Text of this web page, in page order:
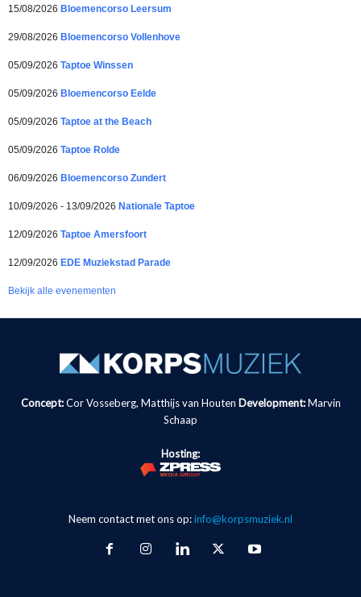
15/08/2026 Bloemencorso Leersum
29/08/2026 Bloemencorso Vollenhove
05/09/2026 Taptoe Winssen
05/09/2026 Bloemencorso Eelde
05/09/2026 Taptoe at the Beach
05/09/2026 Taptoe Rolde
06/09/2026 Bloemencorso Zundert
10/09/2026 - 13/09/2026 Nationale Taptoe
12/09/2026 Taptoe Amersfoort
12/09/2026 EDE Muziekstad Parade
Bekijk alle evenementen
Concept:Cor Vosseberg, Matthijs van Houten Development: Marvin
Schaap
Hosting:
Neem contact met ons op:info@korpsmuziek.nl